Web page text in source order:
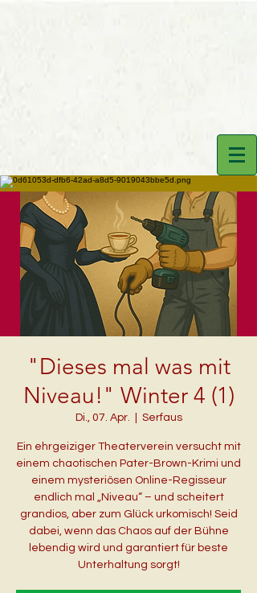
"Dieses mal was mit
Niveau!" Winter 4 (1)
Di., 07. Apr. Serfaus
Ein ehrgeiziger Theaterverein versucht mit
einem chaotischen Pater-Brown-Krimi und
einem mysteriösen Online-Regisseur
endlich mal „Niveau“ – und scheitert
grandios, aber zum Glück urkomisch! Seid
dabei, wenn das Chaos auf der Bühne
lebendig wird und garantiert für beste
Unterhaltung sorgt!